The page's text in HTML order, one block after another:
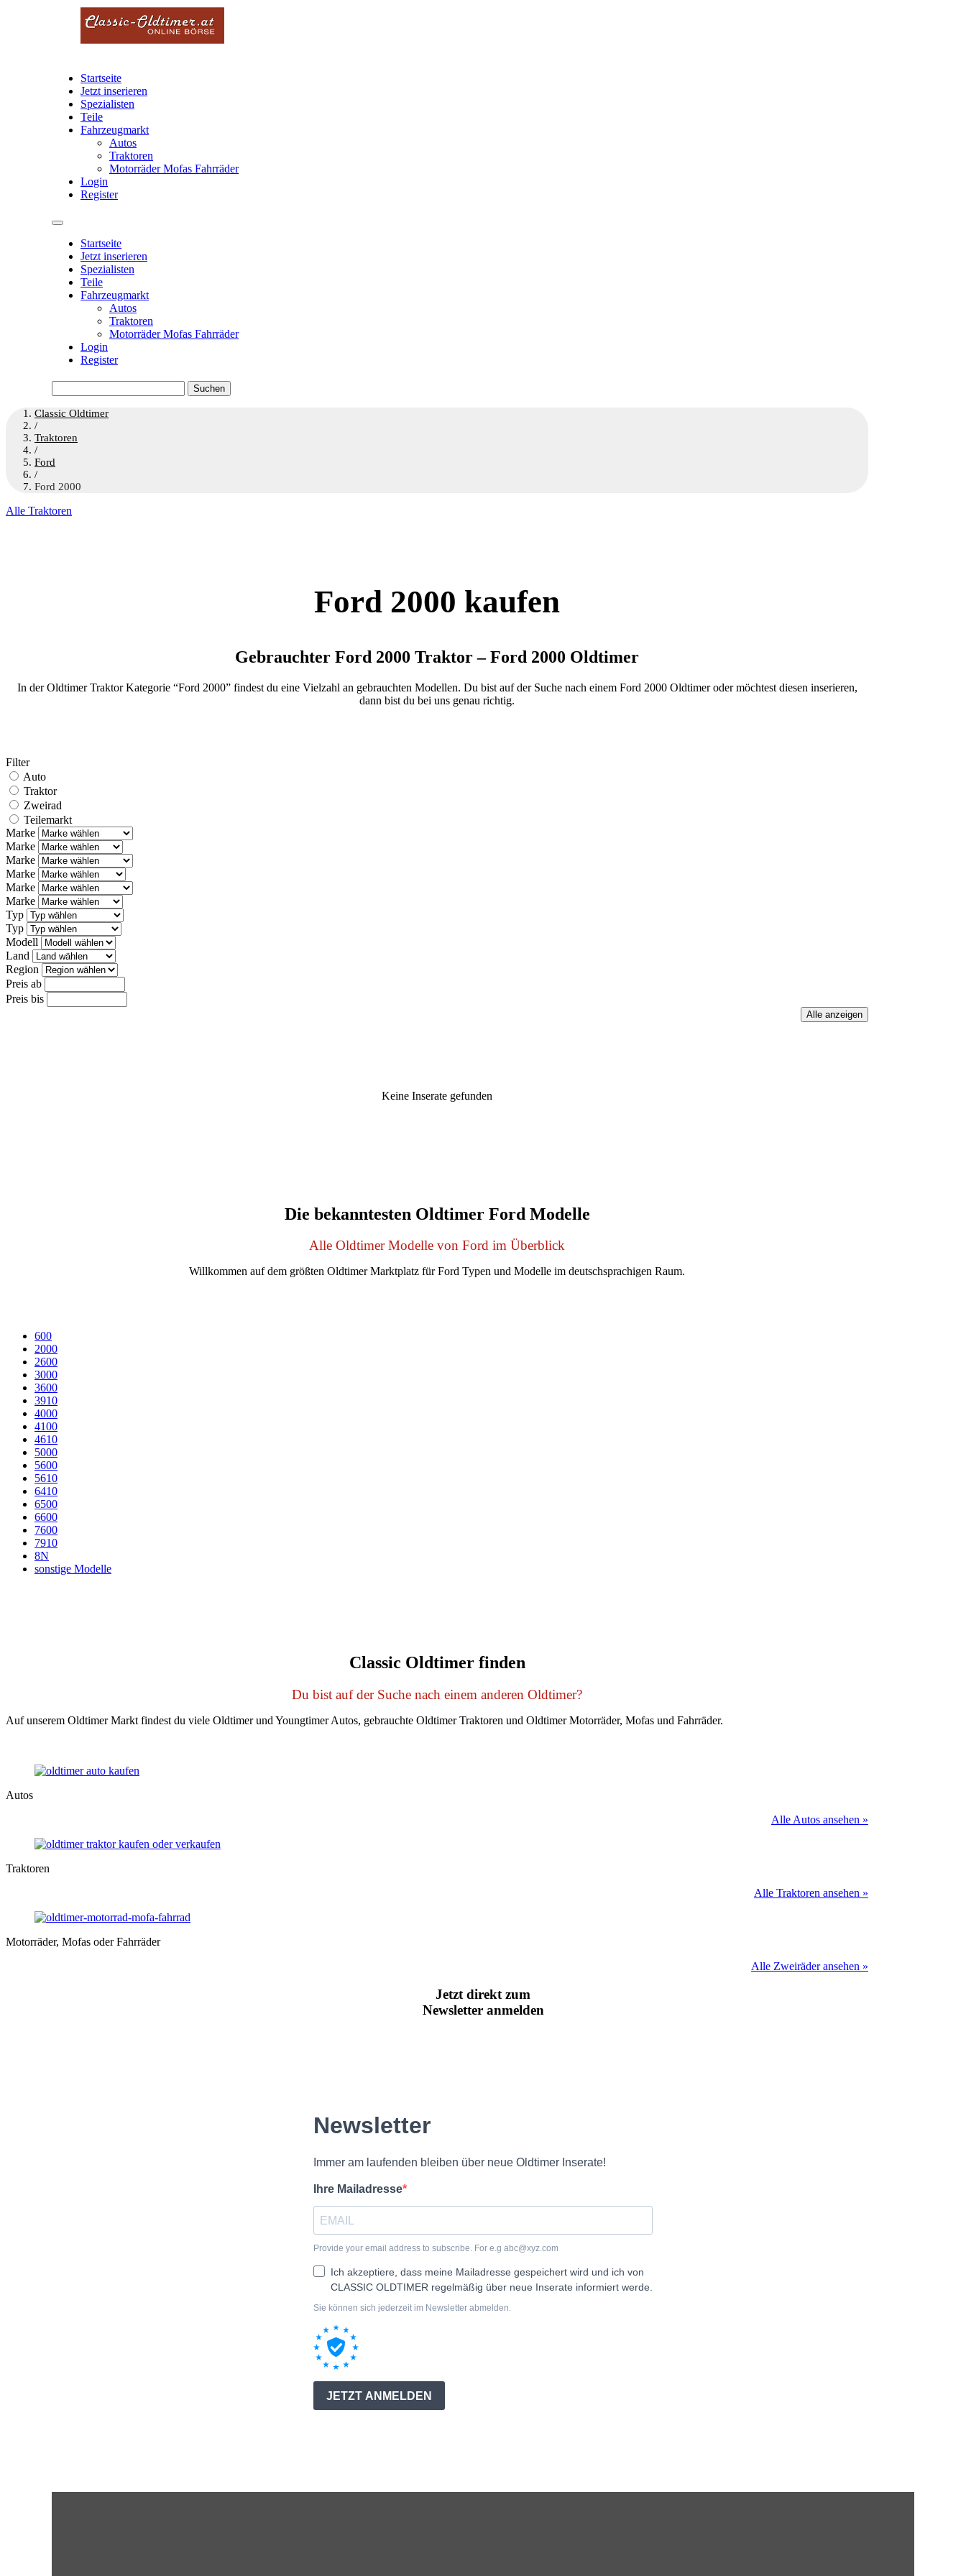
Startseite
Jetzt inserieren
Spezialisten
Teile
Fahrzeugmarkt
Autos
Traktoren
Motorräder Mofas Fahrräder
Login
Register
Startseite
Jetzt inserieren
Spezialisten
Teile
Fahrzeugmarkt
Autos
Traktoren
Motorräder Mofas Fahrräder
Login
Register
nach:
Classic Oldtimer
/
Traktoren
/
Ford
/
Ford 2000
Alle Traktoren
Ford 2000 kaufen
Gebrauchter Ford 2000 Traktor – Ford 2000 Oldtimer
In der Oldtimer Traktor Kategorie “Ford 2000” findest du eine Vielzahl an gebrauchten Modellen. Du bist auf der Suche nach einem Ford 2000 Oldtimer oder möchtest diesen inserieren,
dann bist du bei uns genau richtig.
Filter
Auto
Traktor
Zweirad
Teilemarkt
Marke
Marke
Marke
Marke
Marke
Marke
Typ
Typ
Modell
Land
Region
Preis ab
Preis bis
Keine Inserate gefunden
Die bekanntesten Oldtimer Ford Modelle
Alle Oldtimer Modelle von Ford im Überblick
Willkommen auf dem größten Oldtimer Marktplatz für Ford Typen und Modelle im deutschsprachigen Raum.
600
2000
2600
3000
3600
3910
4000
4100
4610
5000
5600
5610
6410
6500
6600
7600
7910
8N
sonstige Modelle
Classic Oldtimer finden
Du bist auf der Suche nach einem anderen Oldtimer?
Auf unserem Oldtimer Markt findest du viele Oldtimer und Youngtimer Autos, gebrauchte Oldtimer Traktoren und Oldtimer Motorräder, Mofas und Fahrräder.
Autos
Alle Autos ansehen »
Traktoren
Alle Traktoren ansehen »
Motorräder, Mofas oder Fahrräder
Alle Zweiräder ansehen »
Jetzt direkt zum
Newsletter anmelden